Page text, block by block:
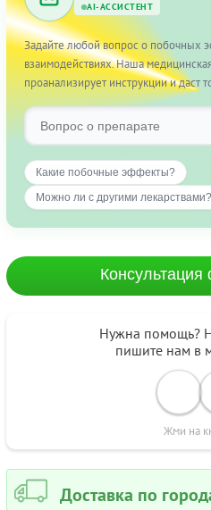
AI-АССИСТЕНТ
Задайте любой вопрос о побочных
взаимодействиях. Наша
проанализирует инструкции и даст
Какие побочные эффекты?
Можно ли с другими лекарствами?
Нужна помощь?
пишите нам в
Жми на
Доставка по